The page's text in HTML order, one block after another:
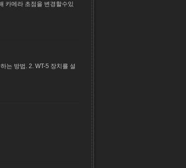
카메라 초점을 변경할수있
는 방법. 2. WT-5 장치를 설